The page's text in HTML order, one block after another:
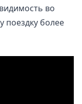
во
поездку более